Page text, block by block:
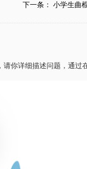
下一条： 小学生曲
请你详细描述问题，通过